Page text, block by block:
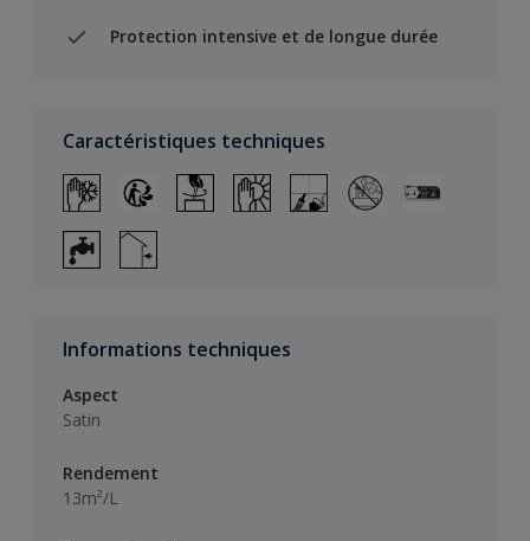
Protection intensive et de longue durée
Caractéristiques techniques
Informations techniques
Aspect
Satin
Rendement
13m²/L